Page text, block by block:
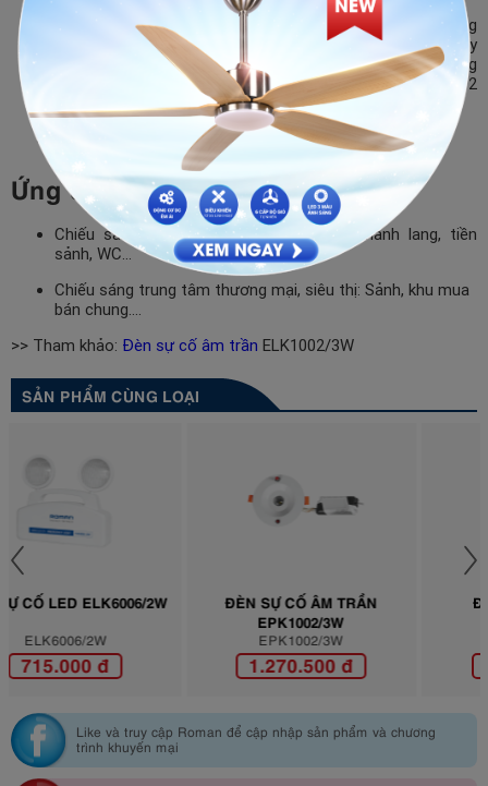
Dưới điều kiện bình thường, đèn sự cố âm trần sử dụng
nguồn điện 220 – 240V/50Hz. Khi có sự cố mất điện xảy
ra, đèn sẽ chuyển đổi nguồn điện tích trữ trong pin, cung
cấp thời lượng chiếu sáng dự phòng có thể kéo dài trên 2
Sản phẩm lắp đặt âm trần mang tính thẩm mỹ cao.
Ứng dụng
Chiếu sáng khu văn phòng: Phòng họp, hành lang, tiền
sảnh, WC…
Chiếu sáng trung tâm thương mại, siêu thị: Sảnh, khu mua
bán chung….
>> Tham khảo: Đèn sự cố âm trần ELK1002/3W
SẢN PHẨM CÙNG LOẠI
ĐÈN SỰ CỐ ÂM TRẦN
1.270.500 đ
ĐÈN BÁO KHÔNG
7.208.300 đ
Like và truy cập Roman để cập nhập sản phẩm và chương
trình khuyến mại